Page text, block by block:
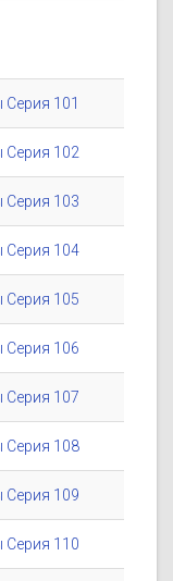
101
Серия 102
Серия 103
Серия 104
Серия 105
Серия 106
Серия 107
Серия 108
Серия 109
Серия 110